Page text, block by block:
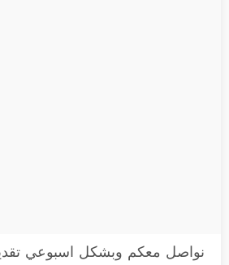
نواصل معكم وبشكل اسبوعي تقديم